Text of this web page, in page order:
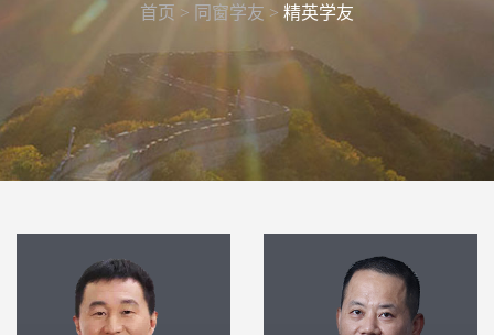
首页 > 同窗学友 > 精英学友